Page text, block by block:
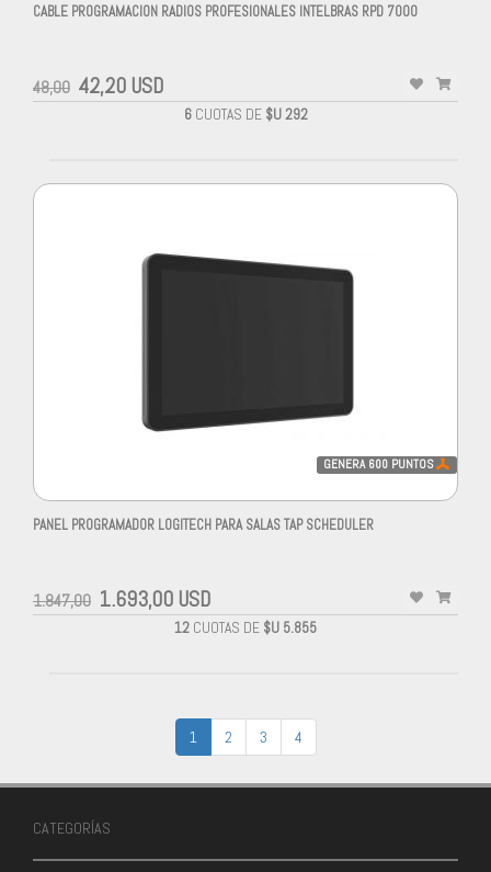
CABLE PROGRAMACION RADIOS PROFESIONALES INTELBRAS RPD 7000
48,00 42,20 USD
6CUOTAS DE $U 292
GENERA 600 PUNTOS
PANEL PROGRAMADOR LOGITECH PARA SALAS TAP SCHEDULER
1.847,00 1.693,00 USD
12 CUOTAS DE $U 5.855
1 2 3 4
CATEGORÍAS